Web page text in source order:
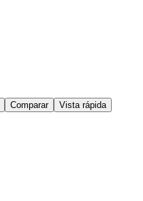
Comparar Vista rápida